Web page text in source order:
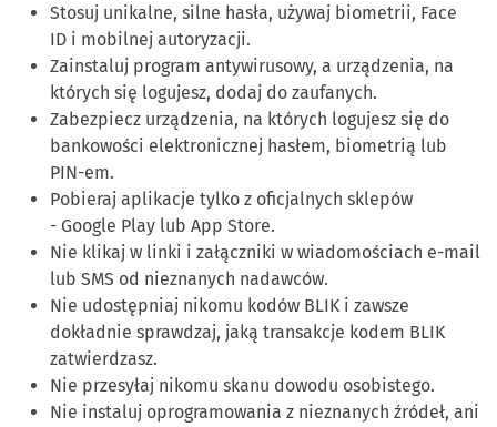
Stosuj unikalne, silne hasła, używaj biometrii, Face
ID i mobilnej autoryzacji.
Zainstaluj program antywirusowy, a urządzenia, na
których się logujesz, dodaj do zaufanych.
Zabezpiecz urządzenia, na których logujesz się do
bankowości elektronicznej hasłem, biometrią lub
PIN-em.
Pobieraj aplikacje tylko z oficjalnych sklepów
- Google Play lub App Store.
Nie klikaj w linki i załączniki w wiadomościach e-mail
lub SMS od nieznanych nadawców.
Nie udostępniaj nikomu kodów BLIK i zawsze
dokładnie sprawdzaj, jaką transakcje kodem BLIK
zatwierdzasz.
Nie przesyłaj nikomu skanu dowodu osobistego.
Nie instaluj oprogramowania z nieznanych źródeł, ani